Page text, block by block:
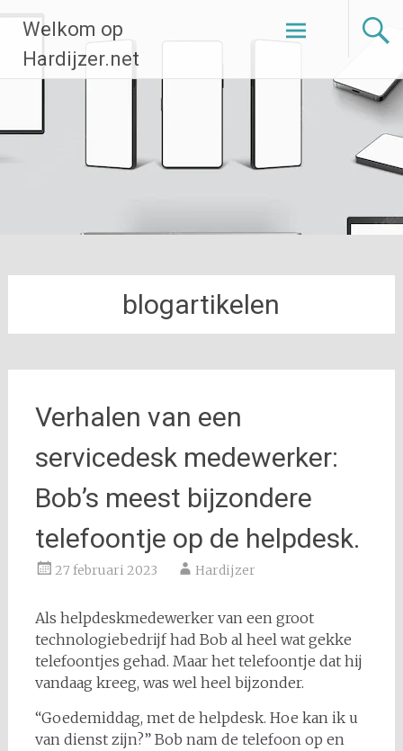
naar
inhoud
Welkom op
Hardijzer.net
blogartikelen
Verhalen van een
servicedesk medewerker:
Bob’s meest bijzondere
telefoontje op de helpdesk.
27 februari 2023 Hardijzer
Als helpdeskmedewerker van een groot
technologiebedrijf had Bob al heel wat gekke
telefoontjes gehad. Maar het telefoontje dat hij
vandaag kreeg, was wel heel bijzonder.
“Goedemiddag, met de helpdesk. Hoe kan ik u
van dienst zijn?” Bob nam de telefoon op en